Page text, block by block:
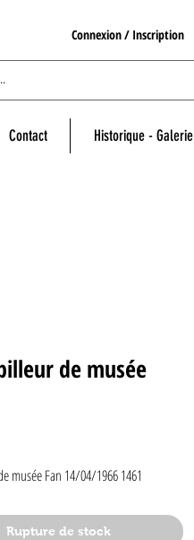
Connexion / Inscription
Contact Historique - Galerie
de musée
musée Fan 14/04/1966 1461
Rupture de stock